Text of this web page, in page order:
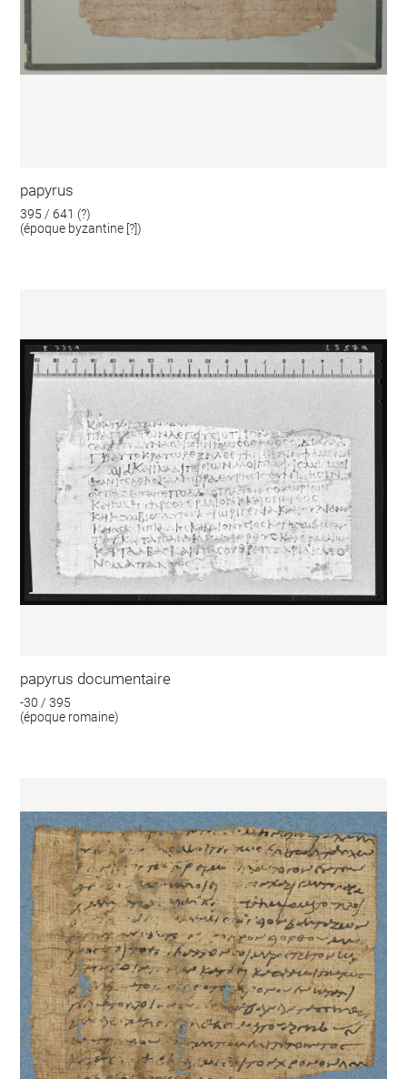
papyrus
395 / 641 (?)
(époque byzantine [?])
papyrus documentaire
-30 / 395
(époque romaine)